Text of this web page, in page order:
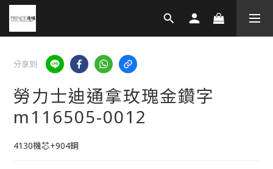
分享到
勞力士迪通拿玫瑰金鑽字
m116505-0012
4130機芯+904鋼